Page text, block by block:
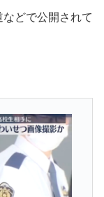
どで公開されて